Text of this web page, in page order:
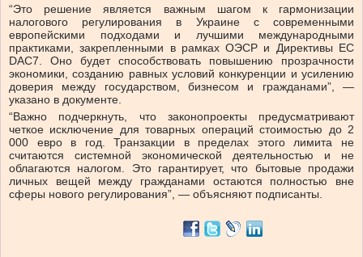
“Это решение является важным шагом к гармонизации
налогового регулирования в Украине с современными
европейскими подходами и лучшими международными
практиками, закрепленными в рамках ОЭСР и Директивы ЕС
DAC7. Оно будет способствовать повышению прозрачности
экономики, созданию равных условий конкуренции и усилению
доверия между государством, бизнесом и гражданами”, —
указано в документе.
“Важно подчеркнуть, что законопроекты предусматривают
четкое исключение для товарных операций стоимостью до 2
000 евро в год. Транзакции в пределах этого лимита не
считаются системной экономической деятельностью и не
облагаются налогом. Это гарантирует, что бытовые продажи
личных вещей между гражданами остаются полностью вне
сферы нового регулирования”, — объясняют подписанты.